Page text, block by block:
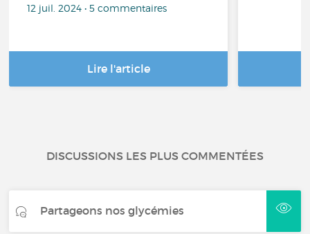
12 juil. 2024 • 5 commentaires
Lire l'article
DISCUSSIONS LES PLUS COMMENTÉES
Partageons nos glycémies